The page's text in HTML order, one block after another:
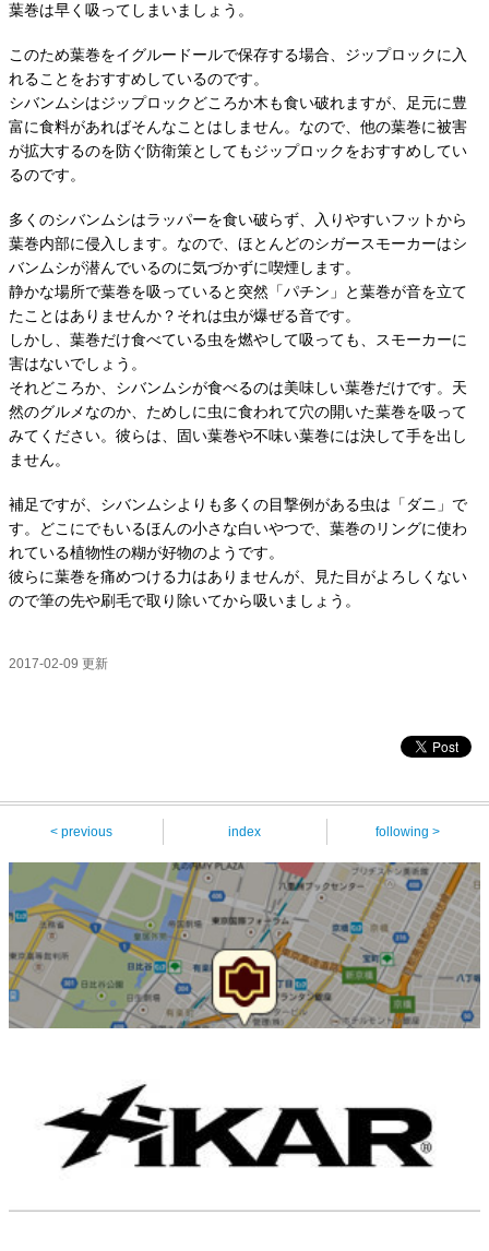
葉巻は早く吸ってしまいましょう。
このため葉巻をイグルードールで保存する場合、ジップロックに入
れることをおすすめしているのです。
シバンムシはジップロックどころか木も食い破れますが、足元に豊
富に食料があればそんなことはしません。なので、他の葉巻に被害
が拡大するのを防ぐ防衛策としてもジップロックをおすすめしてい
るのです。
多くのシバンムシはラッパーを食い破らず、入りやすいフットから
葉巻内部に侵入します。なので、ほとんどのシガースモーカーはシ
バンムシが潜んでいるのに気づかずに喫煙します。
静かな場所で葉巻を吸っていると突然「パチン」と葉巻が音を立て
たことはありませんか？それは虫が爆ぜる音です。
しかし、葉巻だけ食べている虫を燃やして吸っても、スモーカーに
害はないでしょう。
それどころか、シバンムシが食べるのは美味しい葉巻だけです。天
然のグルメなのか、ためしに虫に食われて穴の開いた葉巻を吸って
みてください。彼らは、固い葉巻や不味い葉巻には決して手を出し
ません。
補足ですが、シバンムシよりも多くの目撃例がある虫は「ダニ」で
す。どこにでもいるほんの小さな白いやつで、葉巻のリングに使わ
れている植物性の糊が好物のようです。
彼らに葉巻を痛めつける力はありませんが、見た目がよろしくない
ので筆の先や刷毛で取り除いてから吸いましょう。
2017-02-09 更新
< previous index following >